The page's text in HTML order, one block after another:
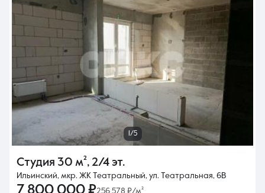
1/5
Студия 30 м², 2/4 эт.
Ильинский, мкр. ЖК Театральный, ул. Театральная, 6В
7 800 000 ₽256 578 ₽/м²